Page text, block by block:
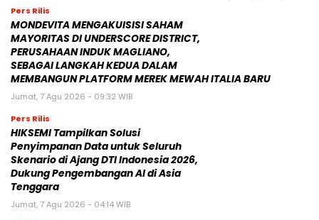
Pers Rilis
MONDEVITA MENGAKUISISI SAHAM
MAYORITAS DI UNDERSCORE DISTRICT,
PERUSAHAAN INDUK MAGLIANO,
SEBAGAI LANGKAH KEDUA DALAM
MEMBANGUN PLATFORM MEREK MEWAH ITALIA BARU
Jumat, 7 Agu 2026 - 09:32 WIB
Pers Rilis
HIKSEMI Tampilkan Solusi
Penyimpanan Data untuk Seluruh
Skenario di Ajang DTI Indonesia 2026,
Dukung Pengembangan AI di Asia
Tenggara
Jumat, 7 Agu 2026 - 04:14 WIB